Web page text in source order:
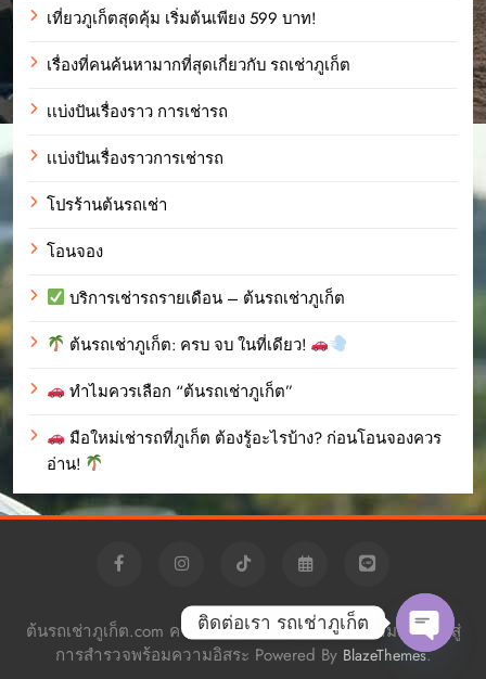
เที่ยวภูเก็ตสุดคุ้ม เริ่มต้นเพียง 599 บาท!
เรื่องที่คนค้นหามากที่สุดเกี่ยวกับ รถเช่าภูเก็ต
เเบ่งปันเรื่องราว การเช่ารถ
เเบ่งปันเรื่องราวการเช่ารถ
โปรร้านต้นรถเช่า
โอนจอง
บริการเช่ารถรายเดือน – ต้นรถเช่าภูเก็ต
ต้นรถเช่าภูเก็ต: ครบ จบ ในที่เดียว!
ทำไมควรเลือก “ต้นรถเช่าภูเก็ต”
มือใหม่เช่ารถที่ภูเก็ต ต้องรู้อะไรบ้าง? ก่อนโอนจองควร
อ่าน!
ต้นรถเช่าภูเก็ต.com ครบจบ เรื่องรถเช่า นำทางความสะดวก สู่
การสำรวจพร้อมความอิสระ Powered By BlazeThemes.
ติดต่อเรา รถเช่าภูเก็ต
Open